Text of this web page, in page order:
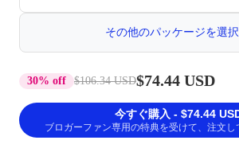
その他のパッケージを選
30% off $106.34 USD$74.44 USD
今すぐ購入 - $74.44
ブロガーファン専用の特典を受けて、注文